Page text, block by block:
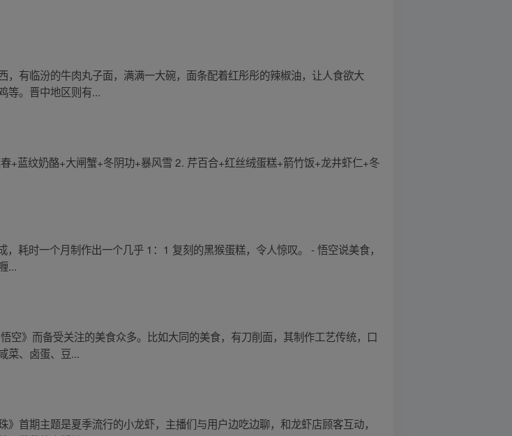
有临汾的牛肉丸子面，满满一大碗，面条配着红彤彤的辣椒油，让人食欲大
等。晋中地区则有...
+蓝纹奶酪+大闸蟹+冬阴功+暴风雪 2. 芹百合+红丝绒蛋糕+箭竹饭+龙井虾仁+冬
耗时一个月制作出一个几乎 1：1 复刻的黑猴蛋糕，令人惊叹。 - 悟空说美食，
...
空》而备受关注的美食众多。比如大同的美食，有刀削面，其制作工艺传统，口
菜、卤蛋、豆...
首期主题是夏季流行的小龙虾，主播们与用户边吃边聊，和龙虾店顾客互动，